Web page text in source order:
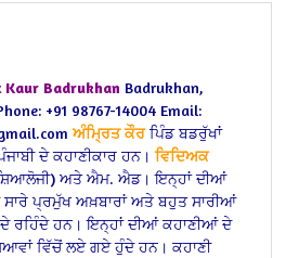
Kaur Badrukhan Badrukhan,
+91 98767-14004 Email:
ਅੰਮ੍ਰਿਤ ਕੌਰਪਿੰਡ ਬਡਰੁੱਖਾਂ
ਦੇ ਕਹਾਣੀਕਾਰ ਹਨ। ਵਿਦਿਅਕ
ਅਤੇ ਐਮ. ਐਡ। ਇਨ੍ਹਾਂ ਦੀਆਂ
ਪ੍ਰਮੁੱਖ ਅਖ਼ਬਾਰਾਂ ਅਤੇ ਬਹੁਤ ਸਾਰੀਆਂ
ਰਹਿੰਦੇ ਹਨ। ਇਨ੍ਹਾਂ ਦੀਆਂ ਕਹਾਣੀਆਂ ਦੇ
ਵਿੱਚੋਂ ਲਏ ਗਏ ਹੁੰਦੇ ਹਨ। ਕਹਾਣੀ